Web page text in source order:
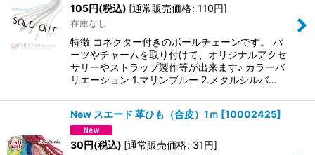
105円(税込) [通常販売価格: 110円]
在庫なし
特徴 コネクター付きのボールチェーンです。 パ
ーツやチャームを取り付けて、オリジナルアクセ
サリーやストラップ製作等が出来ます♪ カラーバ
リエーション 1.マリンブルー 2.メタルシルバ…
New スエード 革ひも（合皮）1ｍ [10002425]
30円(税込) [通常販売価格: 31円]